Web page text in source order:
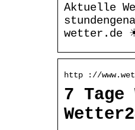
Aktuelle
wetter.de
http ://
7 Tage